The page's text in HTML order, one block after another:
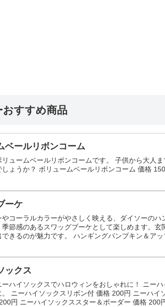
おすすめ商品
ベールリボンコーム
リュームベールリボンコームです。 子供から大人
しょうか？ ボリュームベールリボンコーム 価格
ーケ
コーラルカラーがやさしく映える、ダイソーの
節感のあるスワッグブーケとして楽しめます。
できるのが魅力です。 ハンギングパンプキン＆ア
ックス
ーハイソックスでハロウィンをおしゃれに！ ニー
ニーハイソックスリボン付 価格 200円 ニーハ
円 ニーハイソックススター＆ボーダー 価格